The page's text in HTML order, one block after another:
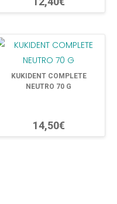
KUKIDENT COMPLETE
NEUTRO 70 G
14,50€